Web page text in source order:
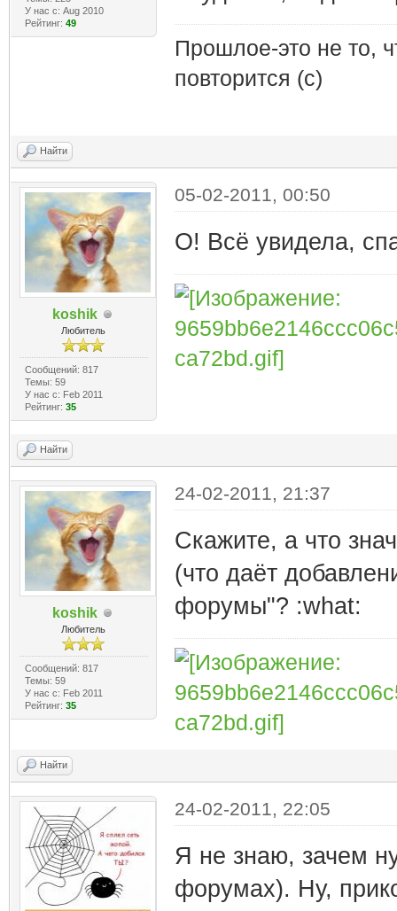
У нас с: Aug 2010
Рейтинг: 49
Прошлое-это не то,
повторится (с)
Найти
koshik
Любитель
Сообщений: 817
Темы: 59
У нас с: Feb 2011
Рейтинг: 35
05-02-2011, 00:50
О! Всё увидела,
Найти
koshik
Любитель
Сообщений: 817
Темы: 59
У нас с: Feb 2011
Рейтинг: 35
24-02-2011, 21:37
Скажите, а что
(что даёт
форумы"? :what:
Найти
24-02-2011, 22:05
Я не знаю, зачем
форумах). Ну,